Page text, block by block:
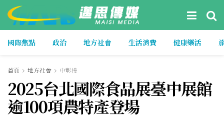
國際焦點 政治 地方社會 生活消費 健康樂活
首頁 地方社會 中彰投
2025台北國際食品展臺中展館
逾100項農特產登場